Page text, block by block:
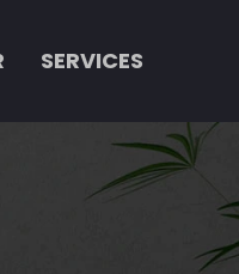
SERVICES